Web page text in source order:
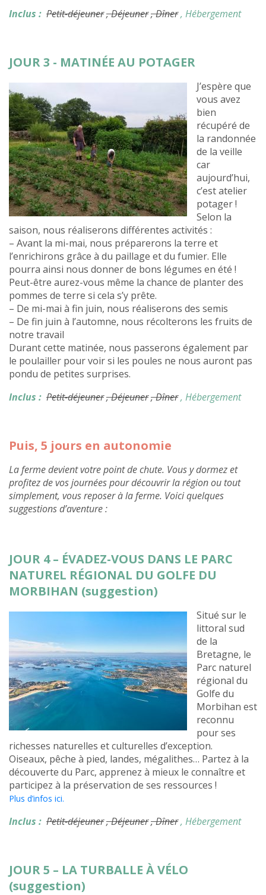
Inclus : Petit-déjeuner, Déjeuner, Dîner, Hébergement
JOUR 3 - MATINÉE AU POTAGER
J’espère que
vous avez
bien
récupéré de
la randonnée
de la veille
car
aujourd’hui,
c’est atelier
potager !
Selon la
saison, nous réaliserons différentes activités :
– Avant la mi-mai, nous préparerons la terre et
l’enrichirons grâce à du paillage et du fumier. Elle
pourra ainsi nous donner de bons légumes en été !
Peut-être aurez-vous même la chance de planter des
pommes de terre si cela s’y prête.
– De mi-mai à fin juin, nous réaliserons des semis
– De fin juin à l’automne, nous récolterons les fruits de
notre travail
Durant cette matinée, nous passerons également par
le poulailler pour voir si les poules ne nous auront pas
pondu de petites surprises.
Inclus : Petit-déjeuner, Déjeuner, Dîner, Hébergement
Puis, 5 jours en autonomie
La ferme devient votre point de chute. Vous y dormez et
profitez de vos journées pour découvrir la région ou tout
simplement, vous reposer à la ferme. Voici quelques
suggestions d’aventure :
JOUR 4 – ÉVADEZ-VOUS DANS LE PARC
NATUREL RÉGIONAL DU GOLFE DU
MORBIHAN (suggestion)
Situé sur le
littoral sud
de la
Bretagne, le
Parc naturel
régional du
Golfe du
Morbihan est
reconnu
pour ses
richesses naturelles et culturelles d’exception.
Oiseaux, pêche à pied, landes, mégalithes… Partez à la
découverte du Parc, apprenez à mieux le connaître et
participez à la préservation de ses ressources !
Plus d’infos ici.
Inclus : Petit-déjeuner, Déjeuner, Dîner, Hébergement
JOUR 5 – LA TURBALLE À VÉLO
(suggestion)